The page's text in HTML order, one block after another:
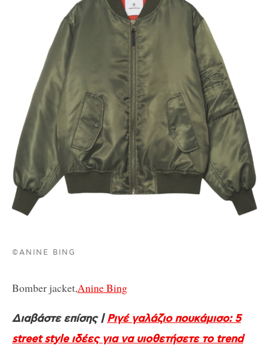
©ANINE BING
Bomber jacket,Anine Bing
Διαβάστε επίσης |Ριγέ γαλάζιο πουκάμισο: 5
street style ιδέες για να υιοθετήσετε το trend